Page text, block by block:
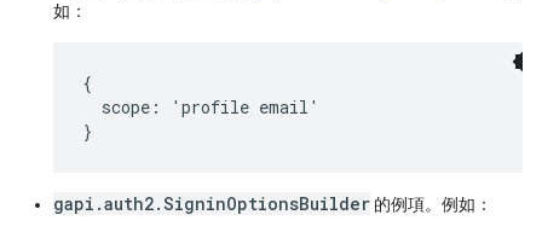
如：
{
  scope: 'profile email'
}
gapi.auth2.SigninOptionsBuilder 的例項。例如：